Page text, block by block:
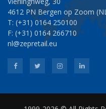
4612 PN Bergen op Zoom
T: (+31) 0164 250100
F: (+31) 0164 266710
nl@zepretail.eu